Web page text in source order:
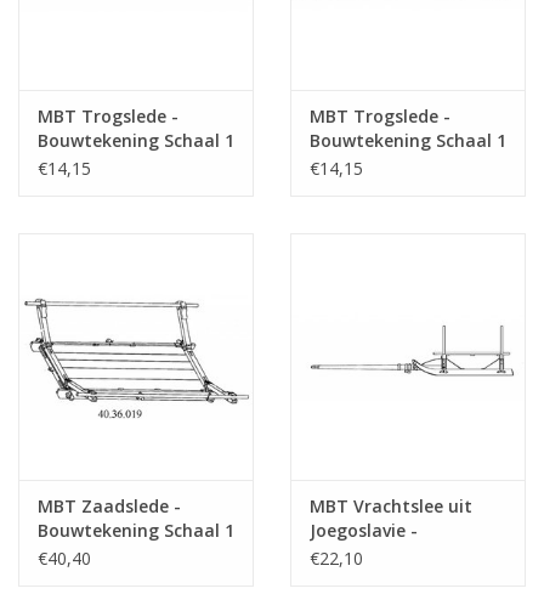
MBT Trogslede -
Bouwtekening Schaal 1
: 8 (40.36.021)
€14,15
MBT Trogslede -
Bouwtekening Schaal 1
: 8 (40.36.020)
€14,15
MBT Zaadslede -
Bouwtekening Schaal 1
: 8 (40.36.019)
€40,40
MBT Vrachtslee uit
Joegoslavie -
Bouwtekening Schaal 1
€22,10